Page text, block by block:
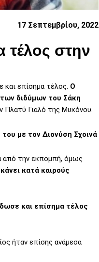
17 Σεπτεμβρίου, 2022
τέλος στην
και επίσημα τέλος. Ο
διδύμων του Σάκη
Πλατύ Γιαλό της Μυκόνου.
με τον Διονύση Σχοινά
από την εκπομπή, όμως
κατά καιρούς
και επίσημα τέλος
ήταν επίσης ανάμεσα